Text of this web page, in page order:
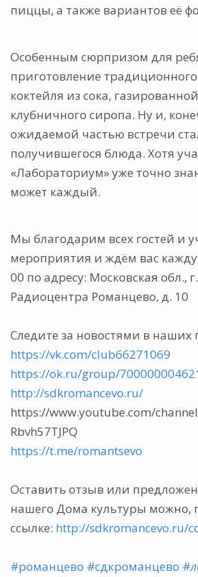
пиццы, а также вариантов её
Особенным сюрпризом для
приготовление
коктейля из сока,
клубничного сиропа. Ну и,
ожидаемой частью встречи
получившегося блюда. Хотя
«Лабораториум» уже точно
может каждый.
Мы благодарим всех гостей и
мероприятия и ждём вас
00 по адресу: Московская обл.,
Радиоцентра Романцево, д. 10
Следите за новостями в наших
https://vk.com/club66271069
https://ok.ru/group/
http://sdkromancevo.ru/
https://www.youtube.com/
Rbvh57TJPQ
https://t.me/romantsevo
Оставить отзыв или
нашего Дома культуры можно,
ссылке: http://sdkromancevo.ru/
#романцево #сдкроманцево #